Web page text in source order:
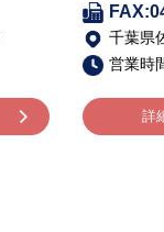
千葉県
営業時
詳